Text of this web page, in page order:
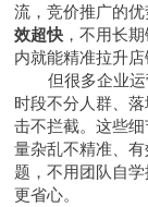
流，竞价推广的
效超快 ，不用长
内就能精准拉升
但很多企业
时段不分人群、
击不拦截。这些
量杂乱不精准、
题，不用团队自
更省心。